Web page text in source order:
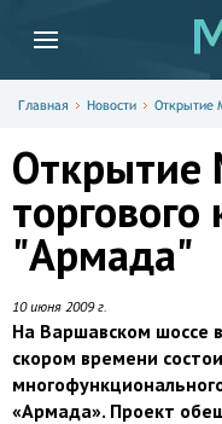
Главная Новости Открытие
Открытие
"Армада"
10 июня 2009 г.
На Варшавском шоссе
скором времени
«Армада». Проект